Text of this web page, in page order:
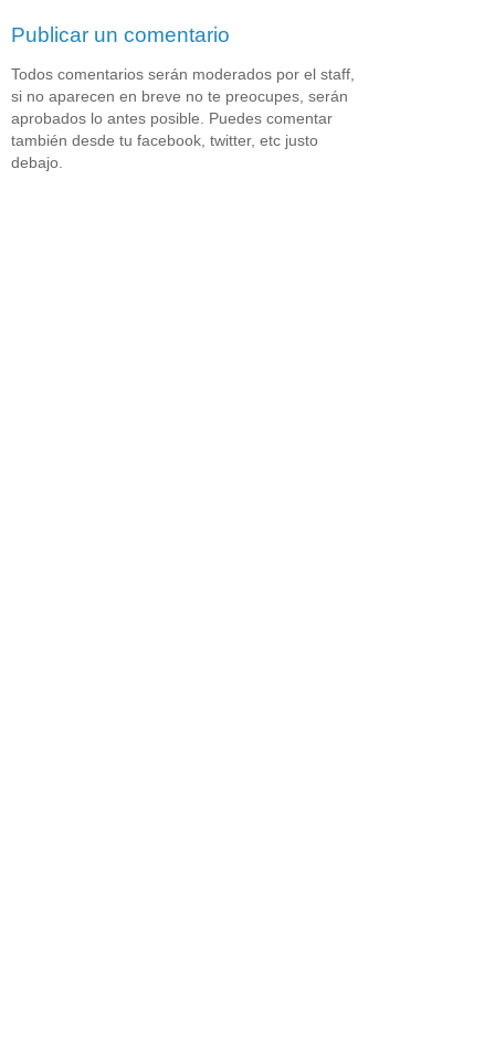
Publicar un comentario
Todos comentarios serán moderados por el staff,
si no aparecen en breve no te preocupes, serán
aprobados lo antes posible. Puedes comentar
también desde tu facebook, twitter, etc justo
debajo.